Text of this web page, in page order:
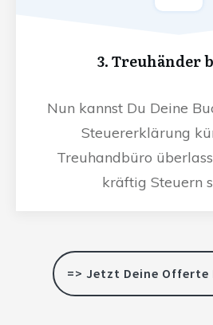
3. Treuhänder
Nun kannst Du Deine
Steuererklärung
Treuhandbüro
kräftig Steuern
=> Jetzt Deine Offerte